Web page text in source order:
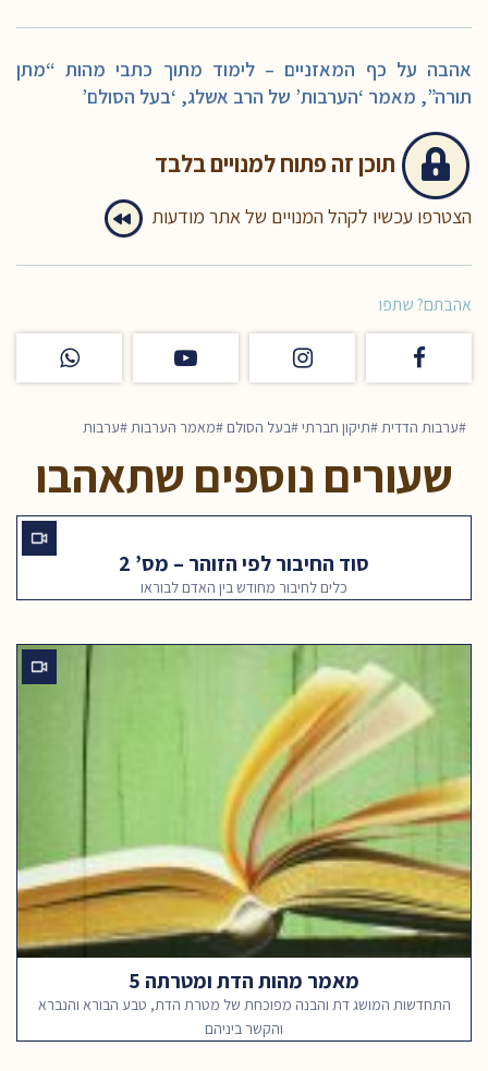
אהבה על כף המאזניים – לימוד מתוך כתבי מהות “מתן
תורה”, מאמר ‘הערבות’ של הרב אשלג, ‘בעל הסולם’
תוכן זה פתוח למנויים בלבד
הצטרפו עכשיו לקהל המנויים של אתר מודעות
אהבתם? שתפו
ערבות הדדית תיקון חברתי בעל הסולם מאמר הערבות ערבות
שעורים נוספים שתאהבו
סוד החיבור לפי הזוהר – מס’ 2
כלים לחיבור מחודש בין האדם לבוראו
מאמר מהות הדת ומטרתה 5
התחדשות המושג דת והבנה מפוכחת של מטרת הדת, טבע הבורא והנברא
והקשר ביניהם